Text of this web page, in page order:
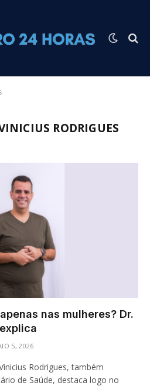
RODRIGUES
nas mulheres? Dr.
5, 2026
Rodrigues, também
de Saúde, destaca logo no